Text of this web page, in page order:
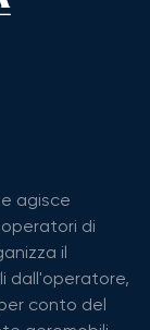
agisce
di
il
dall'operatore,
conto del